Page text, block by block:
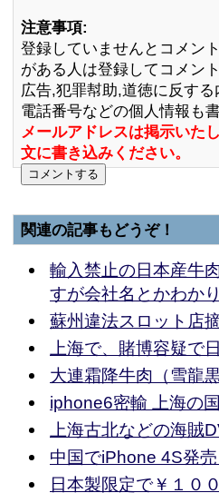
注意事項:
登録していませんとコメン
がある人は登録してコメン
広告,犯罪幇助,道徳に反す
電話番号などの個人情報も
メールアドレスは掲示いた
文に書き込みください。
関連の記事もどうぞ！
輸入禁止の日本産牛
すが会社名とかわか
蘇州違法スロット店
上海で、賭博容疑で
大連霜降牛肉（雪龍黒
iphone6密輸 上海の
上海古北などの海
中国でiPhone 4S発
日本製限定で￥１０